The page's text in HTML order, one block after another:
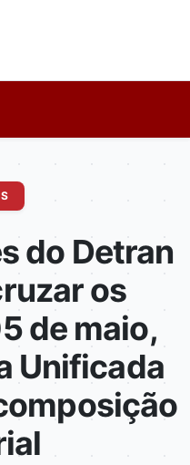
do Detran
os
de maio,
Unificada